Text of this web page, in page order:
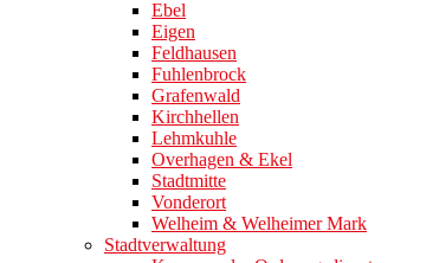
Ebel
Eigen
Feldhausen
Fuhlenbrock
Grafenwald
Kirchhellen
Lehmkuhle
Overhagen & Ekel
Stadtmitte
Vonderort
Welheim & Welheimer Mark
Stadtverwaltung